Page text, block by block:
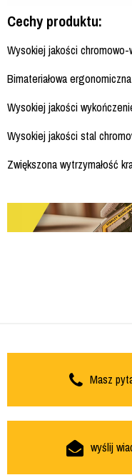
Cechy produktu:
Wysokiej jakości chromowo-
Bimateriałowa
Wysokiej jakości
Wysokiej jakości stal
Zwiększona wytrzymałość
Masz
wyślij